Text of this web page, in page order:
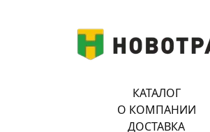
КАТАЛОГ
О КОМПАНИИ
ДОСТАВКА